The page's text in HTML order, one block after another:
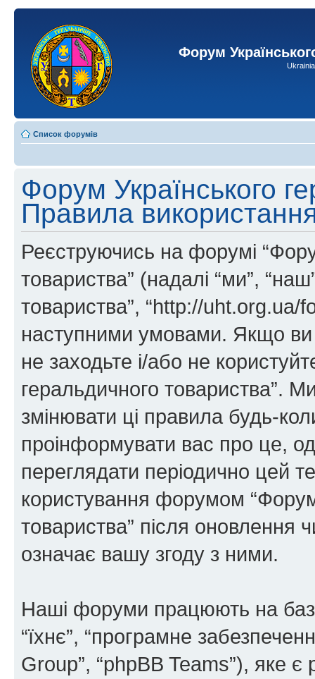
Форум
Список форумів
Форум Українського
Правила
Реєструючись на форумі
товариства” (надалі “ми”,
товариства”, “http://uht.org.ua/
наступними умовами. Якщо ви
не заходьте і/або не
геральдичного товариства”.
змінювати ці правила будь-
проінформувати вас про це,
переглядати періодично цей
користування форумом
товариства” після оновлення
означає вашу згоду з ними.
Наші форуми працюють на
“їхнє”, “програмне
Group”, “phpBB Teams”), яке